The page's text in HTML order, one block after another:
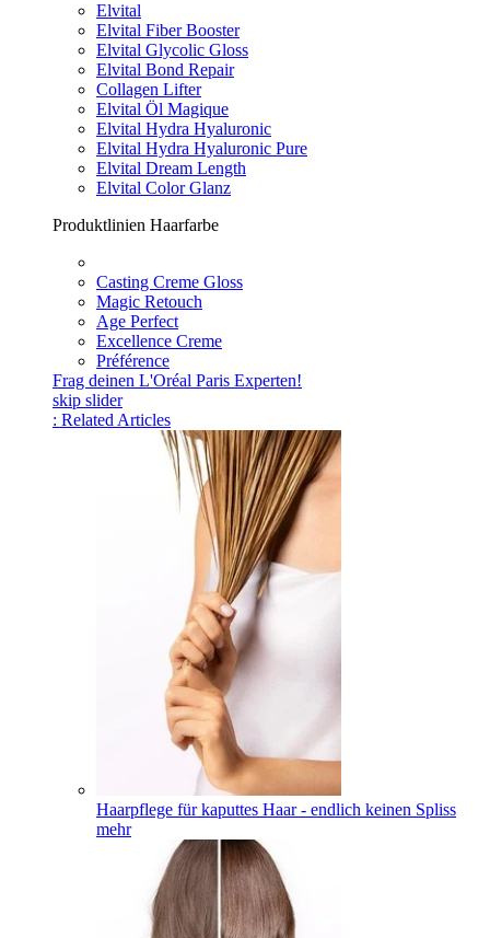
Elvital
Elvital Fiber Booster
Elvital Glycolic Gloss
Elvital Bond Repair
Collagen Lifter
Elvital Öl Magique
Elvital Hydra Hyaluronic
Elvital Hydra Hyaluronic Pure
Elvital Dream Length
Elvital Color Glanz
Produktlinien Haarfarbe
Casting Creme Gloss
Magic Retouch
Age Perfect
Excellence Creme
Préférence
Frag deinen L'Oréal Paris Experten!
skip slider
: Related Articles
Haarpflege für kaputtes Haar - endlich keinen Spliss
mehr